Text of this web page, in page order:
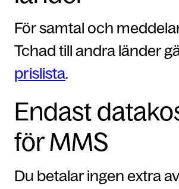
För samtal och
Tchad till andra länder
prislista.
Endast
för MMS
Du betalar ingen extra